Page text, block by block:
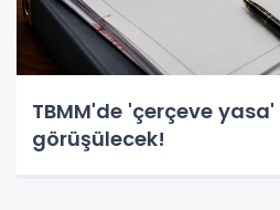
TBMM'de 'çerçeve
görüşülecek!